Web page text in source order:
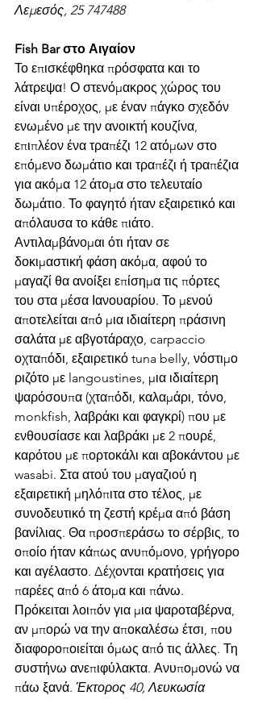
Λεμεσός, 25 747488
Fish Bar στο Αιγαίον
Το επισκέφθηκα πρόσφατα και το
λάτρεψα! Ο στενόμακρος χώρος του
είναι υπέροχος, με έναν πάγκο σχεδόν
ενωμένο με την ανοικτή κουζίνα,
επιπλέον ένα τραπέζι 12 ατόμων στο
επόμενο δωμάτιο και τραπέζι ή τραπέζια
για ακόμα 12 άτομα στο τελευταίο
δωμάτιο. Το φαγητό ήταν εξαιρετικό και
απόλαυσα το κάθε πιάτο.
Αντιλαμβάνομαι ότι ήταν σε
δοκιμαστική φάση ακόμα, αφού το
μαγαζί θα ανοίξει επίσημα τις πόρτες
του στα μέσα Ιανουαρίου. Το μενού
αποτελείται από μια ιδιαίτερη πράσινη
σαλάτα με αβγοτάραχο, carpaccio
οχταπόδι, εξαιρετικό tuna belly, νόστιμο
ριζότο με langoustines, μια ιδιαίτερη
ψαρόσουπα (χταπόδι, καλαμάρι, τόνο,
monkfish, λαβράκι και φαγκρί) που με
ενθουσίασε και λαβράκι με 2 πουρέ,
καρότου με πορτοκάλι και αβοκάντου με
wasabi. Στα ατού του μαγαζιού η
εξαιρετική μηλόπιτα στο τέλος, με
συνοδευτικό τη ζεστή κρέμα από βάση
βανίλιας. Θα προσπεράσω το σέρβις, το
οποίο ήταν κάπως ανυπόμονο, γρήγορο
και αγέλαστο. Δέχονται κρατήσεις για
παρέες από 6 άτομα και πάνω.
Πρόκειται λοιπόν για μια ψαροταβέρνα,
αν μπορώ να την αποκαλέσω έτσι, που
διαφοροποιείται όμως από τις άλλες. Τη
συστήνω ανεπιφύλακτα. Ανυπομονώ να
πάω ξανά. Έκτορος 40, Λευκωσία